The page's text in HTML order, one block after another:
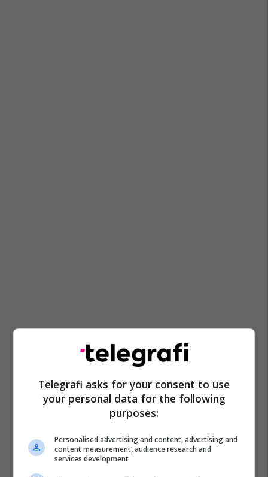
Telegrafi asks for your consent to use
your personal data for the following
purposes:
Personalised advertising and content, advertising and
content measurement, audience research and
services development